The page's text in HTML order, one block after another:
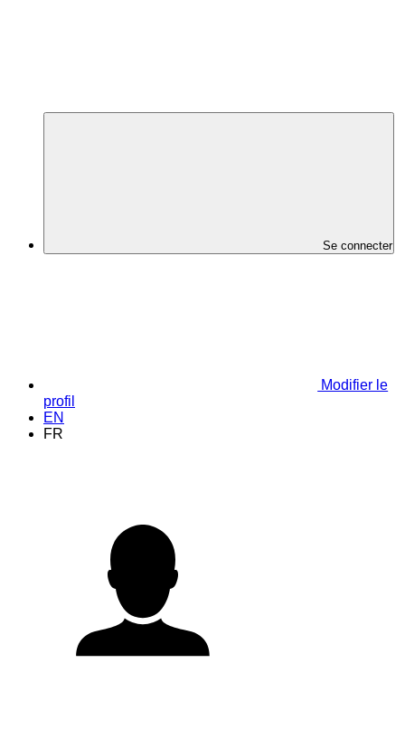
Se connecter
Modifier le
profil
EN
FR